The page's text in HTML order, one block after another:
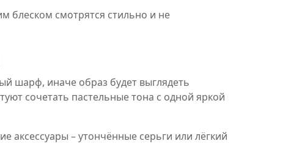
блеском смотрятся стильно и не
шарф, иначе образ будет выглядеть
сочетать пастельные тона с одной яркой
аксессуары – утончённые серьги или лёгкий